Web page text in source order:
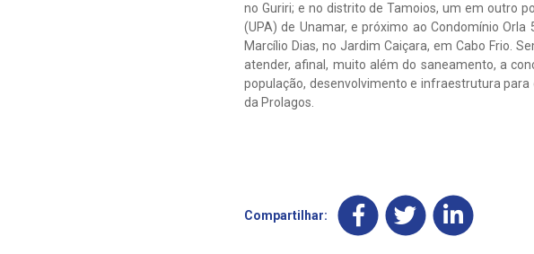
no Guriri; e no distrito de Tamoios, um em outro
(UPA) de Unamar, e próximo ao Condomínio
Marcílio Dias, no Jardim Caiçara, em Cabo Frio.
atender, afinal, muito além do saneamento, a
população, desenvolvimento e infraestrutura
da Prolagos.
Compartilhar: